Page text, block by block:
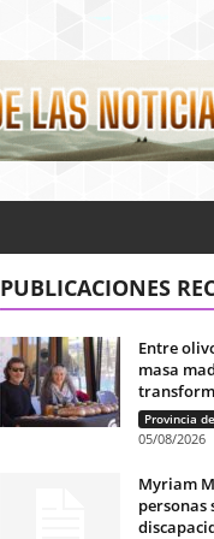
PUBLICACIONES
Entre
masa
05/08/2026
Myriam
personas